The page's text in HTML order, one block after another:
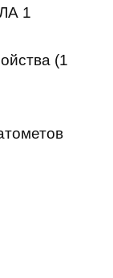
1
(1